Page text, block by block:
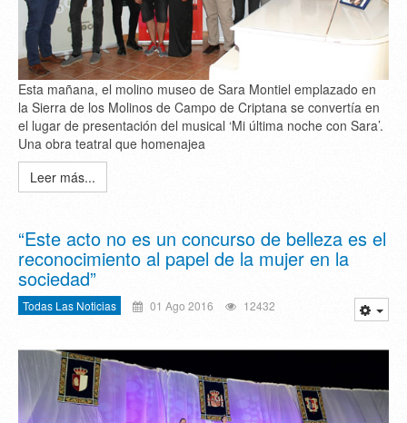
Esta mañana, el molino museo de Sara Montiel emplazado en
la Sierra de los Molinos de Campo de Criptana se convertía en
el lugar de presentación del musical ‘Mi última noche con Sara’.
Una obra teatral que homenajea
Leer más...
“Este acto no es un concurso de belleza es el
reconocimiento al papel de la mujer en la
sociedad”
Todas Las Noticias 01 Ago 2016 12432